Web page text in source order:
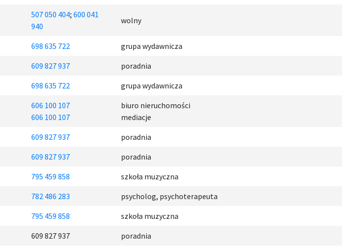
507 050 404; 600 041
940
wolny
698 635 722
grupa wydawnicza
609 827 937
poradnia
698 635 722 grupa wydawnicza
606 100 107
606 100 107
biuro nieruchomości
mediacje
609 827 937
poradnia
609 827 937
poradnia
795 459 858
szkoła muzyczna
782 486 283
psycholog, psychoterapeuta
795 459 858
szkoła muzyczna
609 827 937
poradnia